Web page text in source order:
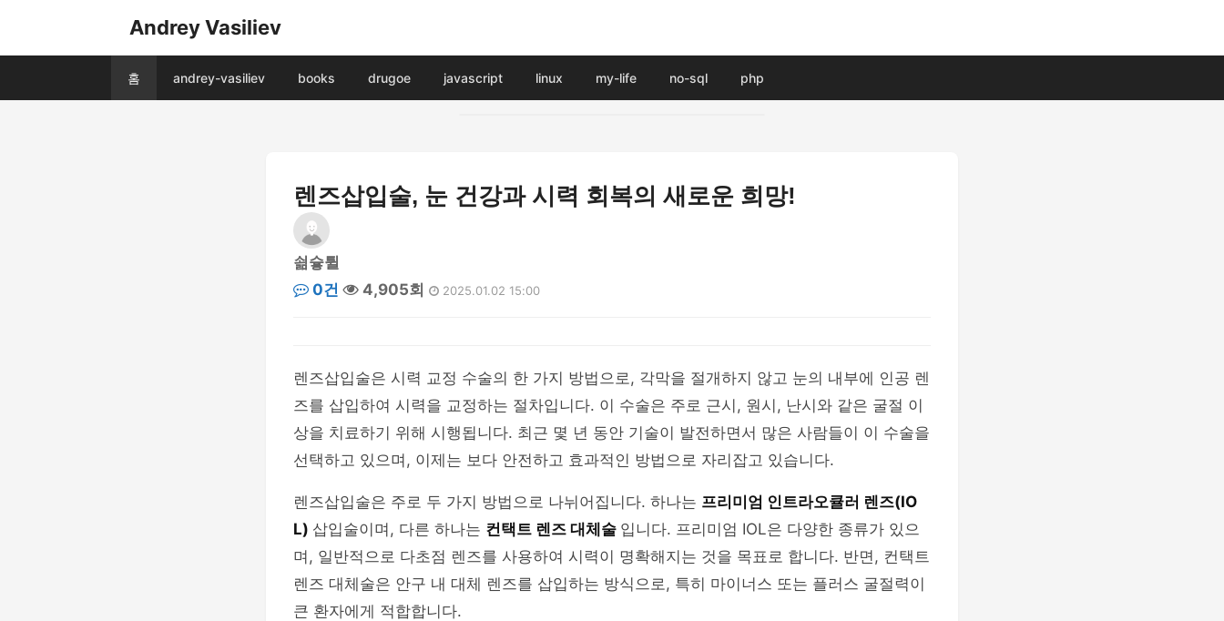
Andrey Vasiliev
홈 andrey-vasiliev books drugoe javascript linux my-life no-sql php
렌즈삽입술, 눈 건강과 시력 회복의 새로운 희망!
쇪슣튈
0건
4,905회 2025.01.02 15:00
렌즈삽입술은 시력 교정 수술의 한 가지 방법으로, 각막을 절개하지 않고 눈의 내부에 인공 렌
즈를 삽입하여 시력을 교정하는 절차입니다. 이 수술은 주로 근시, 원시, 난시와 같은 굴절 이
상을 치료하기 위해 시행됩니다. 최근 몇 년 동안 기술이 발전하면서 많은 사람들이 이 수술을
선택하고 있으며, 이제는 보다 안전하고 효과적인 방법으로 자리잡고 있습니다.
렌즈삽입술은 주로 두 가지 방법으로 나뉘어집니다. 하나는 프리미엄 인트라오큘러 렌즈(IO
L) 삽입술이며, 다른 하나는 컨택트 렌즈 대체술 입니다. 프리미엄 IOL은 다양한 종류가 있으
며, 일반적으로 다초점 렌즈를 사용하여 시력이 명확해지는 것을 목표로 합니다. 반면, 컨택트
렌즈 대체술은 안구 내 대체 렌즈를 삽입하는 방식으로, 특히 마이너스 또는 플러스 굴절력이
큰 환자에게 적합합니다.